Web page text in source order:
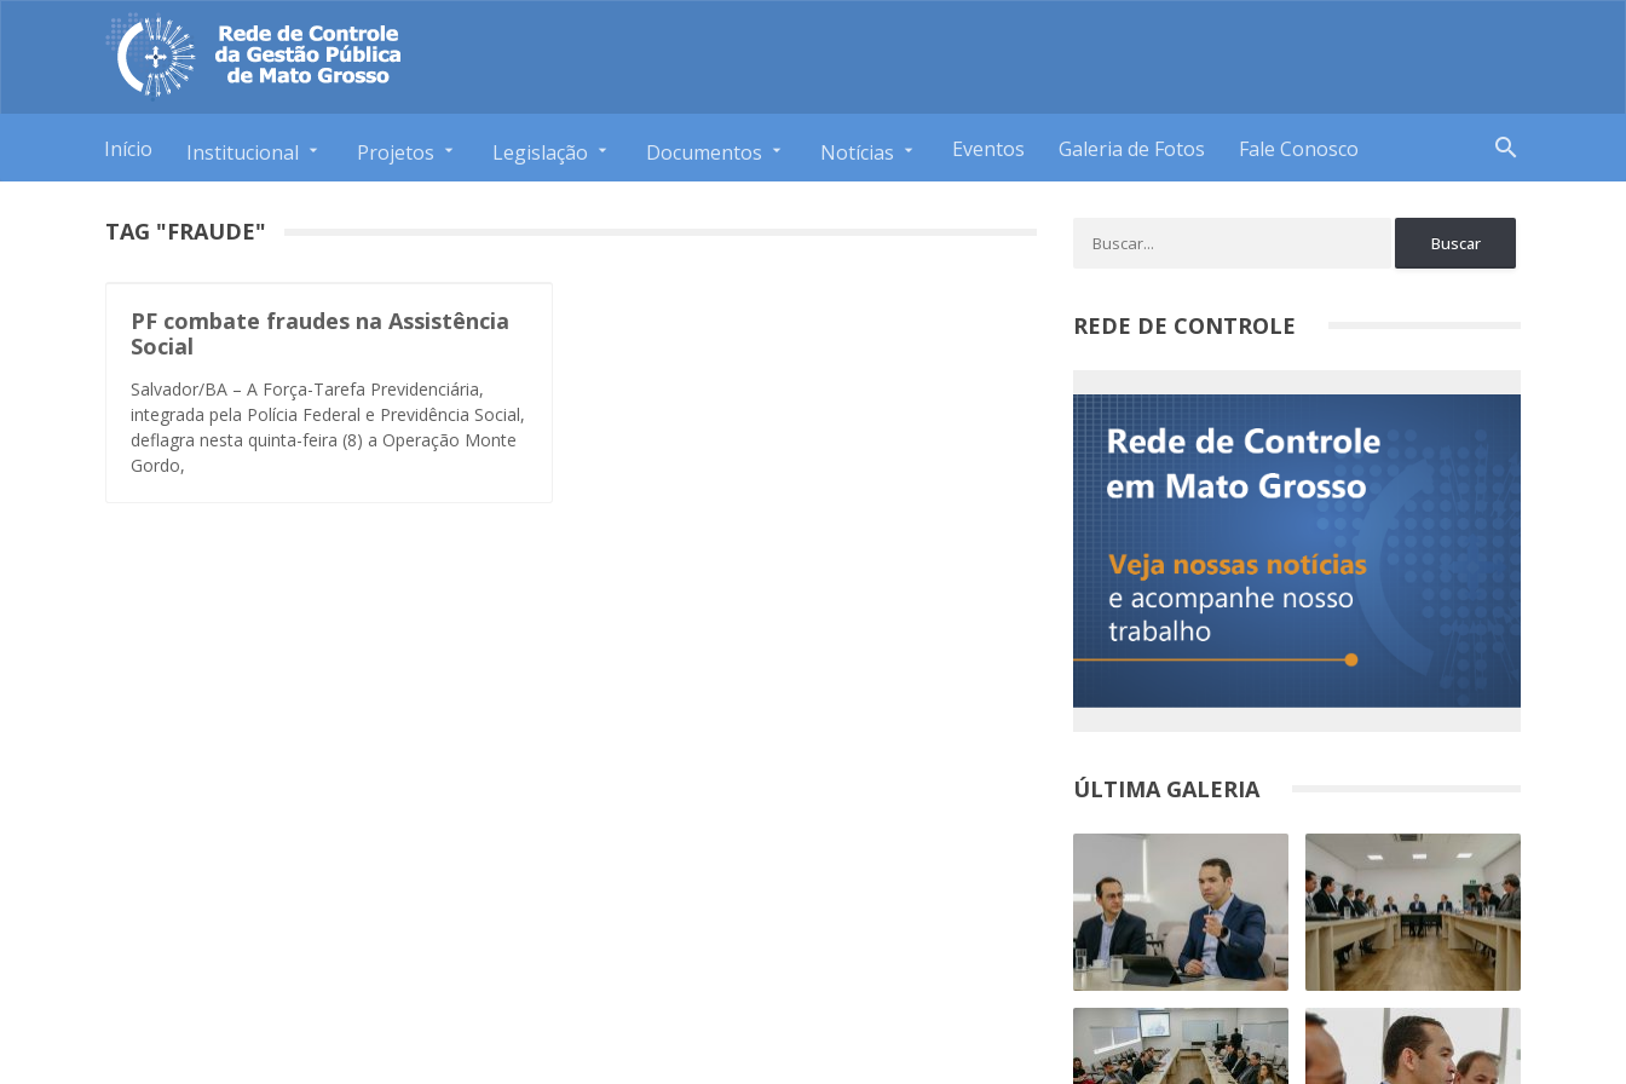
Início Institucional Projetos Legislação Documentos Notícias Eventos Galeria de Fotos Fale Conosco search
TAG "FRAUDE"
PF combate fraudes na Assistência
Social
Salvador/BA – A Força-Tarefa Previdenciária,
integrada pela Polícia Federal e Previdência Social,
deflagra nesta quinta-feira (8) a Operação Monte
Gordo,
REDE DE CONTROLE
ÚLTIMA GALERIA